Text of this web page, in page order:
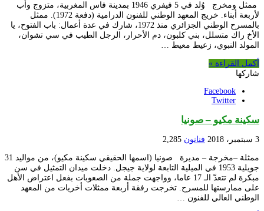
ممثل ومخرج وُلد في 5 فيفري 1946 بمدينة فاس المغربية، متزوج وأب
لأربعة أبناء. خريج المعهد الوطني للفنون الدرامية (دفعة 1972). ممثل
بالمسرح الوطني الجزائري منذ 1972، شارك في عدة أعمال: باب الفتوح، يا
الأخ راك متسلل، بني كلبون، دم الأحرار، الرجل الطيب في سي تشوان،
المولد النبوي، زعيط معيط …
أكمل القراءة »
شاركها
Facebook
Twitter
سكينة مكيو – صونيا
3 سبتمبر، 2018 فنانون 2,285
ممثلة –مخرجة – مديرة صونيا (اسمها الحقيقي سكينة مكيو)، من مواليد 31
جويلية 1953 في الميلية التابعة لولاية جيجل. دخلت ميدان التمثيل في سن
مبكرة لم تتعدّ الـ 17 عاما، وواجهت جملة من الصعوبات بفعل اعتراض الأهل
على ممارستها للمسرح. تخرجت رفقة أربعة ممثلات أخريات من المعهد
الوطني العالي للفنون …